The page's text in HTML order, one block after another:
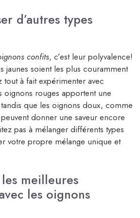
d’autres types
confits, c’est leur polyvalence!
jaunes soient les plus couramment
tout à fait expérimenter avec
oignons rouges apportent une
que les oignons doux, comme
donner une saveur encore
pas à mélanger différents types
votre propre mélange unique et
meilleures
les oignons